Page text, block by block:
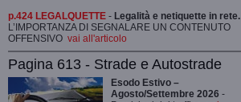
p.424 LEGALQUETTE - Legalità e netiquette in rete.
L’IMPORTANZA DI SEGNALARE UN CONTENUTO
OFFENSIVO vai all'articolo
Pagina 613 - Strade e Autostrade
Esodo Estivo –
Agosto/Settembre 2026 -